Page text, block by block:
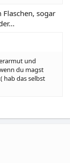
sogar
und
du magst
hab das selbst